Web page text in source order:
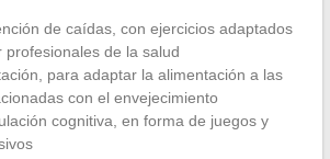
de caídas, con ejercicios adaptados
profesionales de la salud
para adaptar la alimentación a las
con el envejecimiento
cognitiva, en forma de juegos y